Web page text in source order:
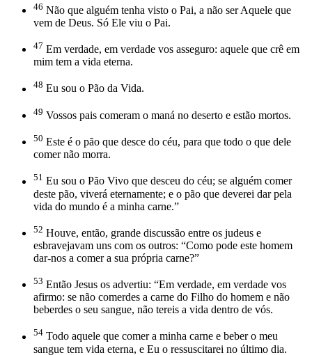
46 Não que alguém tenha visto o Pai, a não ser Aquele que
vem de Deus. Só Ele viu o Pai.
47 Em verdade, em verdade vos asseguro: aquele que crê em
mim tem a vida eterna.
48 Eu sou o Pão da Vida.
49 Vossos pais comeram o maná no deserto e estão mortos.
50 Este é o pão que desce do céu, para que todo o que dele
comer não morra.
51 Eu sou o Pão Vivo que desceu do céu; se alguém comer
deste pão, viverá eternamente; e o pão que deverei dar pela
vida do mundo é a minha carne.”
52 Houve, então, grande discussão entre os judeus e
esbravejavam uns com os outros: “Como pode este homem
dar-nos a comer a sua própria carne?”
53 Então Jesus os advertiu: “Em verdade, em verdade vos
afirmo: se não comerdes a carne do Filho do homem e não
beberdes o seu sangue, não tereis a vida dentro de vós.
54 Todo aquele que comer a minha carne e beber o meu
sangue tem vida eterna, e Eu o ressuscitarei no último dia.